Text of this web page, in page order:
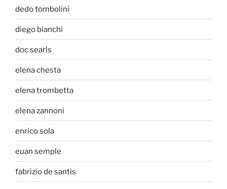
dedo tombolini
diego bianchi
doc searls
elena chesta
elena trombetta
elena zannoni
enrico sola
euan semple
fabrizio de santis